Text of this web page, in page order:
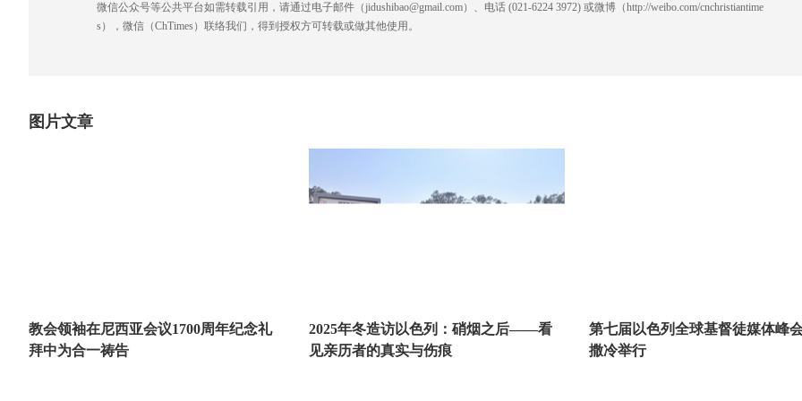
微信公众号等公共平台如需转载引用，请通过电子邮件（jidushibao@gmail.com）、电话 (021-6224 3972) ‬或微博（http://weibo.com/cnchristiantime
s），微信（ChTimes）联络我们，得到授权方可转载或做其他使用。
图片文章
教会领袖在尼西亚会议1700周年纪念礼
拜中为合一祷告
2025年冬造访以色列：硝烟之后——看
见亲历者的真实与伤痕
第七届以色列全球基督徒媒体峰
撒冷举行